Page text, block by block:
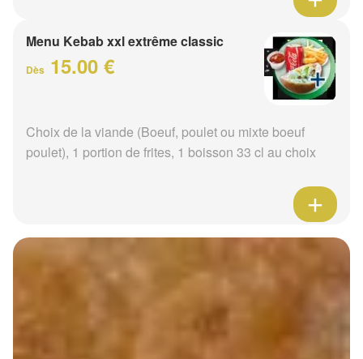
Menu Kebab xxl extrême classic
Dès 15.00 €
Choix de la viande (Boeuf, poulet ou mixte boeuf
poulet), 1 portion de frites, 1 boisson 33 cl au choix